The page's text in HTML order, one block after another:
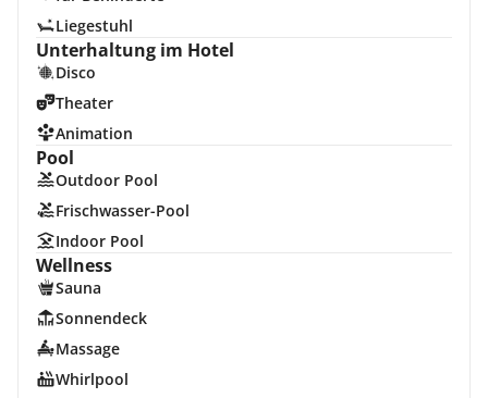
Liegestuhl
Unterhaltung im Hotel
Disco
Theater
Animation
Pool
Outdoor Pool
Frischwasser-Pool
Indoor Pool
Wellness
Sauna
Sonnendeck
Massage
Whirlpool